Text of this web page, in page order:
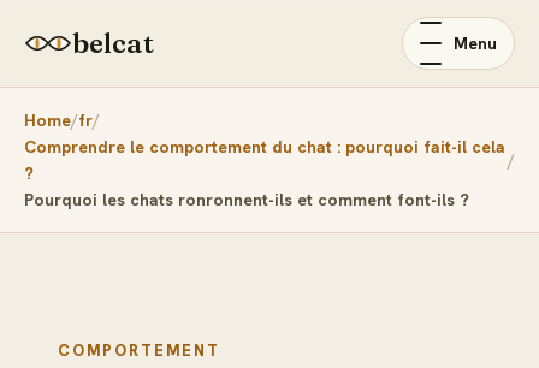
belcat Menu
Home fr
Comprendre le comportement du chat : pourquoi fait-il cela
?
Pourquoi les chats ronronnent-ils et comment font-ils ?
COMPORTEMENT